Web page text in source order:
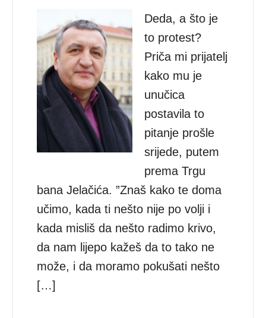
Deda, a što je
to protest?
Priča mi prijatelj
kako mu je
unučica
postavila to
pitanje prošle
srijede, putem
prema Trgu
bana Jelačića. ”Znaš kako te doma
učimo, kada ti nešto nije po volji i
kada misliš da nešto radimo krivo,
da nam lijepo kažeš da to tako ne
može, i da moramo pokušati nešto
[…]